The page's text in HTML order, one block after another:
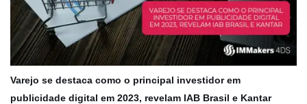
Varejo se destaca como o principal investidor em
publicidade digital em 2023, revelam IAB Brasil e Kantar